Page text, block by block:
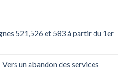
521,526 et 583 à partir du 1er
Vers un abandon des services